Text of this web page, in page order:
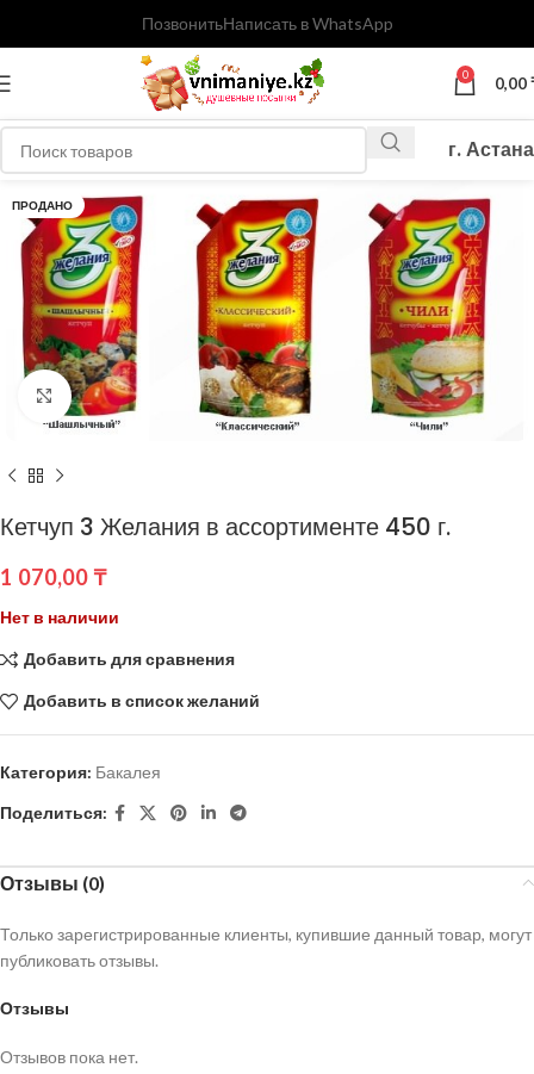
ПозвонитьНаписать в WhatsApp
0 0,00
г. Астана
ПРОДАНО
Нажмите, чтобы увеличить
Кетчуп 3 Желания в ассортименте 450 г.
1 070,00 ₸
Нет в наличии
Добавить для сравнения
Добавить в список желаний
Категория: Бакалея
Поделиться:
Отзывы (0)
Отзывы
Отзывов пока нет.
Только зарегистрированные клиенты, купившие данный товар, могут
публиковать отзывы.